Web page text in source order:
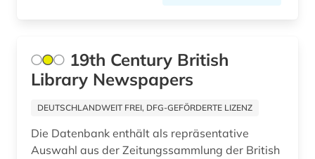
benedikt &lt (1)
bonifatius (1)
19th Century British
Library Newspapers
DEUTSCHLANDWEIT FREI, DFG-GEFÖRDERTE LIZENZ
Die Datenbank enthält als repräsentative
Auswahl aus der Zeitungssammlung der British